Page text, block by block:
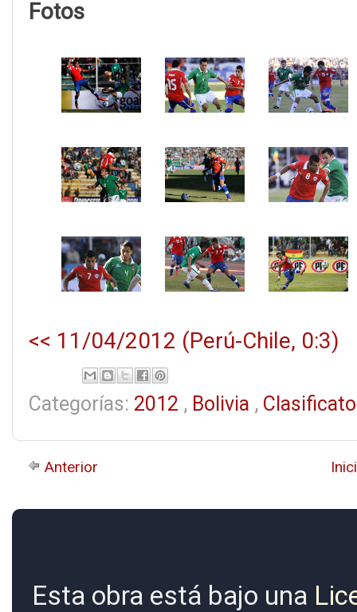
Fotos
<< 11/04/2012 (Perú-Chile, 0:3)
Categorías: 2012 , Bolivia ,
Anterior
Esta obra está bajo una